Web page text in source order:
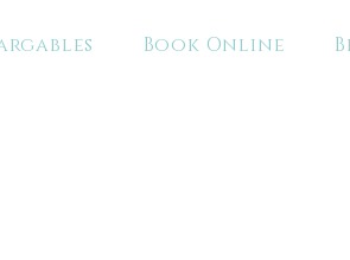
Book Online